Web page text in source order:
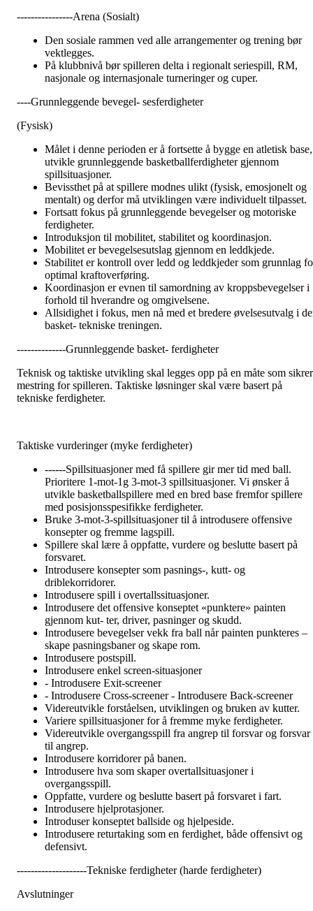
----------------Arena (Sosialt)
Den sosiale rammen ved alle arrangementer og trening bør
vektlegges.
På klubbnivå bør spilleren delta i regionalt seriespill, RM,
nasjonale og internasjonale turneringer og cuper.
----Grunnleggende bevegel- sesferdigheter
(Fysisk)
Målet i denne perioden er å fortsette å bygge en atletisk base,
utvikle grunnleggende basketballferdigheter gjennom
spillsituasjoner.
Bevissthet på at spillere modnes ulikt (fysisk, emosjonelt og
mentalt) og derfor må utviklingen være individuelt tilpasset.
Fortsatt fokus på grunnleggende bevegelser og motoriske
ferdigheter.
Introduksjon til mobilitet, stabilitet og koordinasjon.
Mobilitet er bevegelsesutslag gjennom en leddkjede.
Stabilitet er kontroll over ledd og leddkjeder som grunnlag
optimal kraftoverføring.
Koordinasjon er evnen til samordning av kroppsbevegelser i
forhold til hverandre og omgivelsene.
Allsidighet i fokus, men nå med et bredere øvelsesutvalg i
basket- tekniske treningen.
--------------Grunnleggende basket- ferdigheter
Teknisk og taktiske utvikling skal legges opp på en måte som sikrer
mestring for spilleren. Taktiske løsninger skal være basert på
tekniske ferdigheter.
Taktiske vurderinger (myke ferdigheter)
------Spillsituasjoner med få spillere gir mer tid med ball.
Prioritere 1-mot-1g 3-mot-3 spillsituasjoner. Vi ønsker å
utvikle basketballspillere med en bred base fremfor spillere
med posisjonsspesifikke ferdigheter.
Bruke 3-mot-3-spillsituasjoner til å introdusere offensive
konsepter og fremme lagspill.
Spillere skal lære å oppfatte, vurdere og beslutte basert på
forsvaret.
Introdusere konsepter som pasnings-, kutt- og
driblekorridorer.
Introdusere spill i overtallssituasjoner.
Introdusere det offensive konseptet «punktere» painten
gjennom kut- ter, driver, pasninger og skudd.
Introdusere bevegelser vekk fra ball når painten punkteres –
skape pasningsbaner og skape rom.
Introdusere postspill.
Introdusere enkel screen-situasjoner
- Introdusere Exit-screener
- Introdusere Cross-screener - Introdusere Back-screener
Videreutvikle forståelsen, utviklingen og bruken av kutter.
Variere spillsituasjoner for å fremme myke ferdigheter.
Videreutvikle overgangsspill fra angrep til forsvar og forsvar
til angrep.
Introdusere korridorer på banen.
Introdusere hva som skaper overtallsituasjoner i
overgangsspill.
Oppfatte, vurdere og beslutte basert på forsvaret i fart.
Introdusere hjelprotasjoner.
Introduser konseptet ballside og hjelpeside.
Introdusere returtaking som en ferdighet, både offensivt og
defensivt.
--------------------Tekniske ferdigheter (harde ferdigheter)
Avslutninger